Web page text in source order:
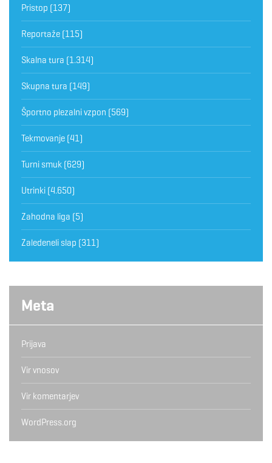
Pristop (137)
Reportaže (115)
Skalna tura (1.314)
Skupna tura (149)
Športno plezalni vzpon (569)
Tekmovanje (41)
Turni smuk (629)
Utrinki (4.650)
Zahodna liga (5)
Zaledeneli slap (311)
Meta
Prijava
Vir vnosov
Vir komentarjev
WordPress.org